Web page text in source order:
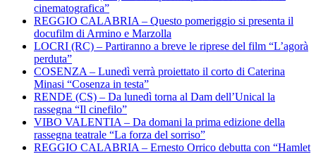
cinematografica”
REGGIO CALABRIA – Questo pomeriggio si presenta il
docufilm di Armino e Marzolla
LOCRI (RC) – Partiranno a breve le riprese del film “L’agorà
perduta”
COSENZA – Lunedì verrà proiettato il corto di Caterina
Minasi “Cosenza in testa”
RENDE (CS) – Da lunedì torna al Dam dell’Unical la
rassegna “Il cinefilo”
VIBO VALENTIA – Da domani la prima edizione della
rassegna teatrale “La forza del sorriso”
REGGIO CALABRIA – Ernesto Orrico debutta con “Hamlet